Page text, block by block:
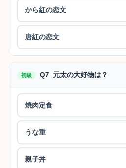
から紅の恋文
唐紅の恋文
初級 Q7 元太の大好物は？
焼肉定食
うな重
親子丼